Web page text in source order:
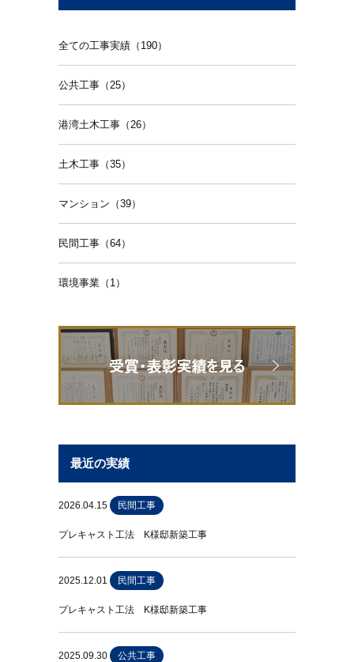
全ての工事実績（190）
公共工事（25）
港湾土木工事（26）
土木工事（35）
マンション（39）
民間工事（64）
環境事業（1）
最近の実績
2026.04.15 民間工事
プレキャスト工法 K様邸新築工事
2025.12.01 民間工事
プレキャスト工法 K様邸新築工事
2025.09.30 公共工事